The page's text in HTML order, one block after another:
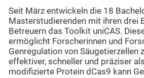
Seit März entwickeln die 18
Masterstudierenden mit ihren drei
Betreuern das Toolkit uniCAS.
ermöglicht Forscherinnen und
Genregulation von Säugetierzellen
effektiver, schneller und präziser
modifizierte Protein dCas9 kann